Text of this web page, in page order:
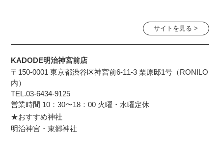
サイトを見る >
KADODE明治神宮前店
〒150-0001 東京都渋谷区神宮前6-11-3 栗原邸1号（RONILO
内）
TEL.03-6434-9125
営業時間 10：30〜18：00 火曜・水曜定休
★おすすめ神社
明治神宮・東郷神社